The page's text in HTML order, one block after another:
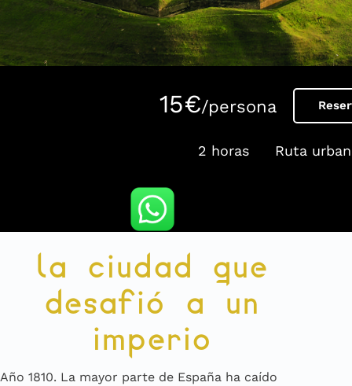
15€/persona
2 horas Ruta
la ciudad que
desafió a un
imperio
Año 1810. La mayor parte de España ha caído